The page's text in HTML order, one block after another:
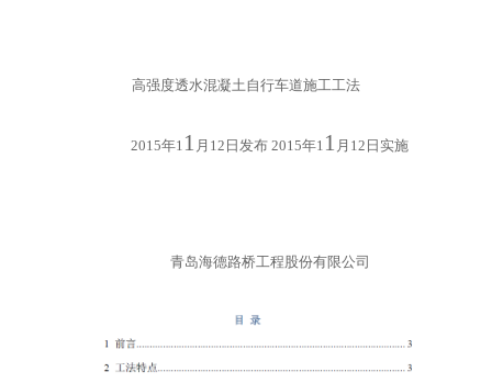
高强度透水混凝土自行车道施工工法
2015年1 1 月 12 日发布2015年1 1 月 12 日实施
青岛海德路桥工程股份有限公司